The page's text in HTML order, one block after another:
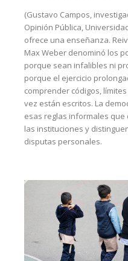
(Gustavo Campos,
Opinión Pública,
ofrece una enseñanza.
Max Weber denominó los
porque sean infalibles ni
porque el ejercicio
comprender códigos,
vez están escritos. La
esas reglas informales
las instituciones y
disputas personales.